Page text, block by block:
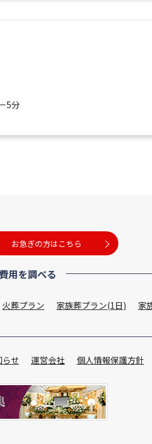
5分
お急ぎの方はこちら
費用を調べる
火葬プラン 家族葬プラン(1日) 家
らせ 運営会社 個人情報保護方針